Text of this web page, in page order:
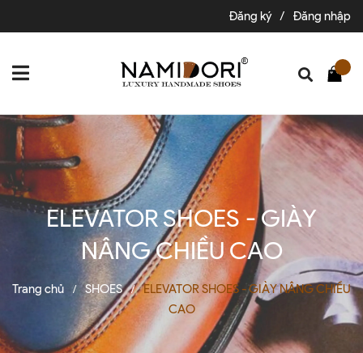
Đăng ký / Đăng nhập
ELEVATOR SHOES - GIÀY
NÂNG CHIỀU CAO
Trang chủ / SHOES /
ELEVATOR SHOES - GIÀY NÂNG CHIỀU
CAO